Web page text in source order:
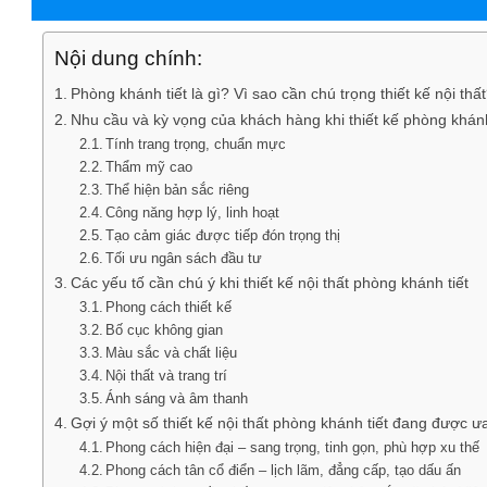
Nội dung chính:
Phòng khánh tiết là gì? Vì sao cần chú trọng thiết kế nội
Nhu cầu và kỳ vọng của khách hàng khi thiết kế phòng
Tính trang trọng, chuẩn mực
Thẩm mỹ cao
Thể hiện bản sắc riêng
Công năng hợp lý, linh hoạt
Tạo cảm giác được tiếp đón trọng thị
Tối ưu ngân sách đầu tư
Các yếu tố cần chú ý khi thiết kế nội thất phòng khánh tiết
Phong cách thiết kế
Bố cục không gian
Màu sắc và chất liệu
Nội thất và trang trí
Ánh sáng và âm thanh
Gợi ý một số thiết kế nội thất phòng khánh tiết đang được
Phong cách hiện đại – sang trọng, tinh gọn, phù hợp xu thế
Phong cách tân cổ điển – lịch lãm, đẳng cấp, tạo dấu ấn